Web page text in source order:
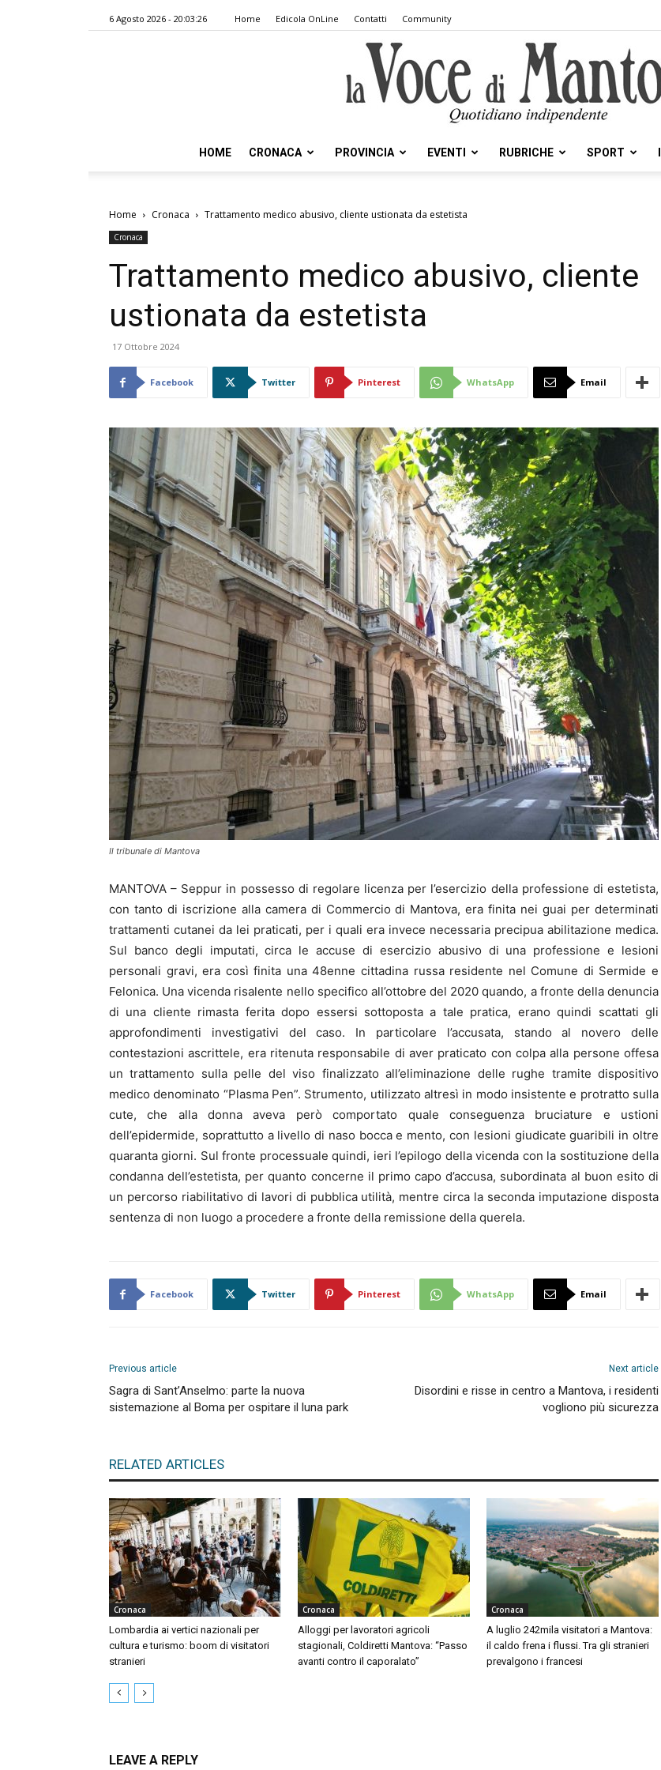
6 Agosto 2026 - 20:03:26 Home Edicola OnLine Contatti Community
Voce
Mantova
HOME CRONACA PROVINCIA EVENTI RUBRICHE SPORT
Home Cronaca Trattamento medico abusivo, cliente ustionata da estetista
Cronaca
Trattamento medico abusivo, cliente
ustionata da estetista
17 Ottobre 2024
Facebook Twitter Pinterest WhatsApp Email
Il tribunale di Mantova
MANTOVA – Seppur in possesso di regolare licenza per l’esercizio della professione di estetista,
con tanto di iscrizione alla camera di Commercio di Mantova, era finita nei guai per determinati
trattamenti cutanei da lei praticati, per i quali era invece necessaria precipua abilitazione medica.
Sul banco degli imputati, circa le accuse di esercizio abusivo di una professione e lesioni
personali gravi, era così finita una 48enne cittadina russa residente nel Comune di Sermide e
Felonica. Una vicenda risalente nello specifico all’ottobre del 2020 quando, a fronte della denuncia
di una cliente rimasta ferita dopo essersi sottoposta a tale pratica, erano quindi scattati gli
approfondimenti investigativi del caso. In particolare l’accusata, stando al novero delle
contestazioni ascrittele, era ritenuta responsabile di aver praticato con colpa alla persone offesa
un trattamento sulla pelle del viso finalizzato all’eliminazione delle rughe tramite dispositivo
medico denominato “Plasma Pen”. Strumento, utilizzato altresì in modo insistente e protratto sulla
cute, che alla donna aveva però comportato quale conseguenza bruciature e ustioni
dell’epidermide, soprattutto a livello di naso bocca e mento, con lesioni giudicate guaribili in oltre
quaranta giorni. Sul fronte processuale quindi, ieri l’epilogo della vicenda con la sostituzione della
condanna dell’estetista, per quanto concerne il primo capo d’accusa, subordinata al buon esito di
un percorso riabilitativo di lavori di pubblica utilità, mentre circa la seconda imputazione disposta
sentenza di non luogo a procedere a fronte della remissione della querela.
Facebook Twitter Pinterest WhatsApp Email
Previous article
Sagra di Sant’Anselmo: parte la nuova
sistemazione al Boma per ospitare il luna park
Next article
Disordini e risse in centro a Mantova, i residenti
vogliono più sicurezza
RELATED ARTICLES
Cronaca
Lombardia ai vertici nazionali per
cultura e turismo: boom di visitatori
stranieri
Cronaca
Alloggi per lavoratori agricoli
stagionali, Coldiretti Mantova: “Passo
avanti contro il caporalato”
Cronaca
A luglio 242mila visitatori a Mantova:
il caldo frena i flussi. Tra gli stranieri
prevalgono i francesi
LEAVE A REPLY